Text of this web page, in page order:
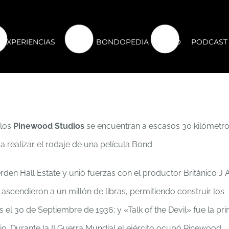
EXPERIENCIAS CLUB BONDOPEDIA FORO PODCAST
Pinewood Studios se encuentran a escasos 30
realizar el rodaje de una película Bond.
Hall Estate y unió fuerzas con el productor Británico J
a un millón de libras, permitiendo construir los
30 de Septiembre de 1936; y «Talk of the Devil» fue la